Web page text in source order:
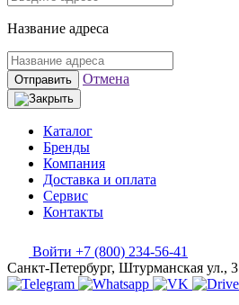
Название адреса
Отправить Отмена
Каталог
Бренды
Компания
Доставка и оплата
Сервис
Контакты
Войти +7 (800) 234-56-41
Санкт-Петербург, Штурманская ул., 3